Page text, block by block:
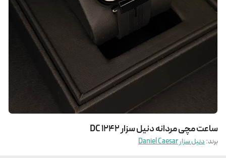
ساعت مچی مردانه دنیل سزار DC 1242
برند:دنیل سزار Daniel Caesar